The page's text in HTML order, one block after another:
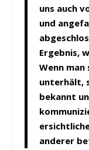
uns auch
und
Ergebnis,
Wenn
unterhält,
bekannt
anderer